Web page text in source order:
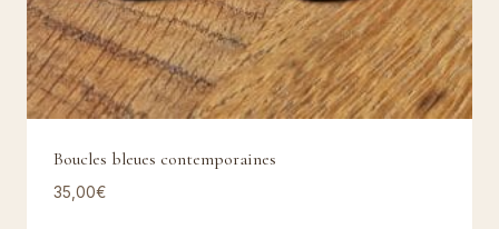
Boucles bleues contemporaines
35,00€